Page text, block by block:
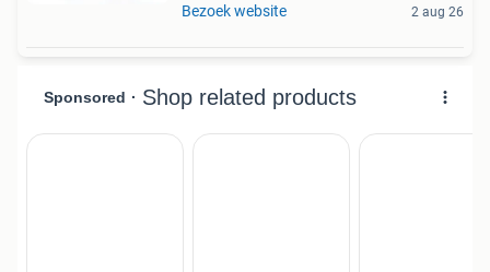
Bezoek website 2 aug 26